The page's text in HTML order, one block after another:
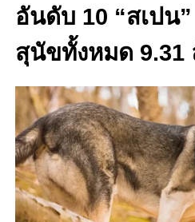
อันดับ 10 “สเปน
สุนัขทั้งหมด 9.31